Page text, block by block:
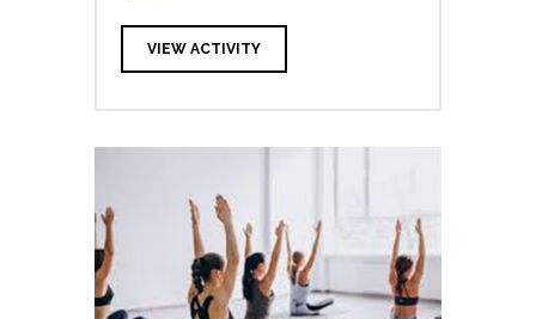
VIEW ACTIVITY